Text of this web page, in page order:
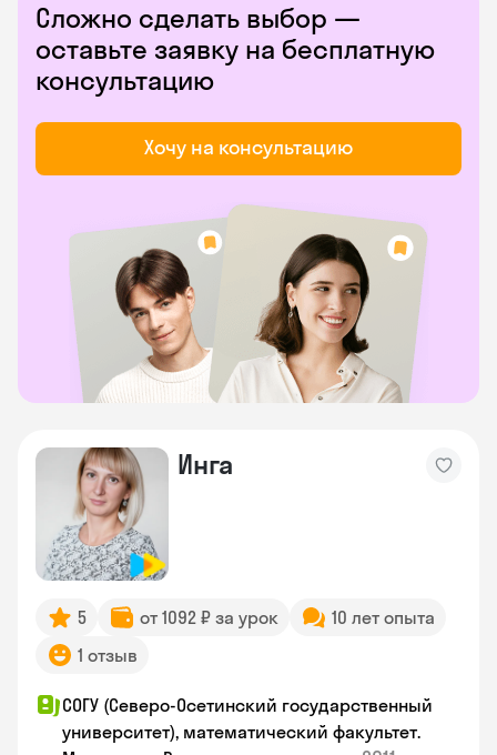
Сложно сделать выбор —
оставьте заявку на бесплатную
консультацию
Хочу на консультацию
Инга
5 от 1092 ₽ за урок
10 лет опыта
1 отзыв
СОГУ (Северо-Осетинский государственный
университет), математический факультет.